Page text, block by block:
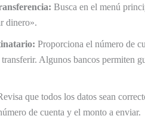
Busca en el menú
dinero».
Proporciona el número de
Algunos bancos permiten
que todos los datos sean
de cuenta y el monto a enviar.